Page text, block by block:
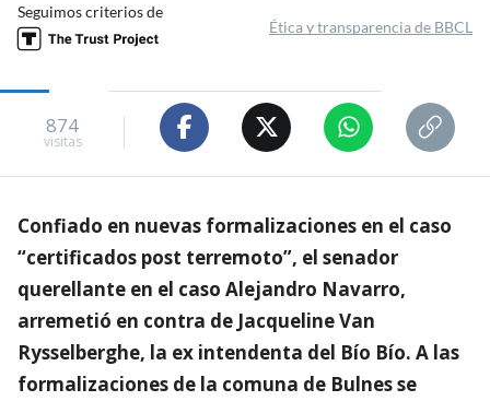
Seguimos criterios de
Ética y transparencia de BBCL
874
visitas
Confiado en nuevas formalizaciones en el caso
“certificados post terremoto”, el senador
querellante en el caso Alejandro Navarro,
arremetió en contra de Jacqueline Van
Rysselberghe, la ex intendenta del Bío Bío. A las
formalizaciones de la comuna de Bulnes se